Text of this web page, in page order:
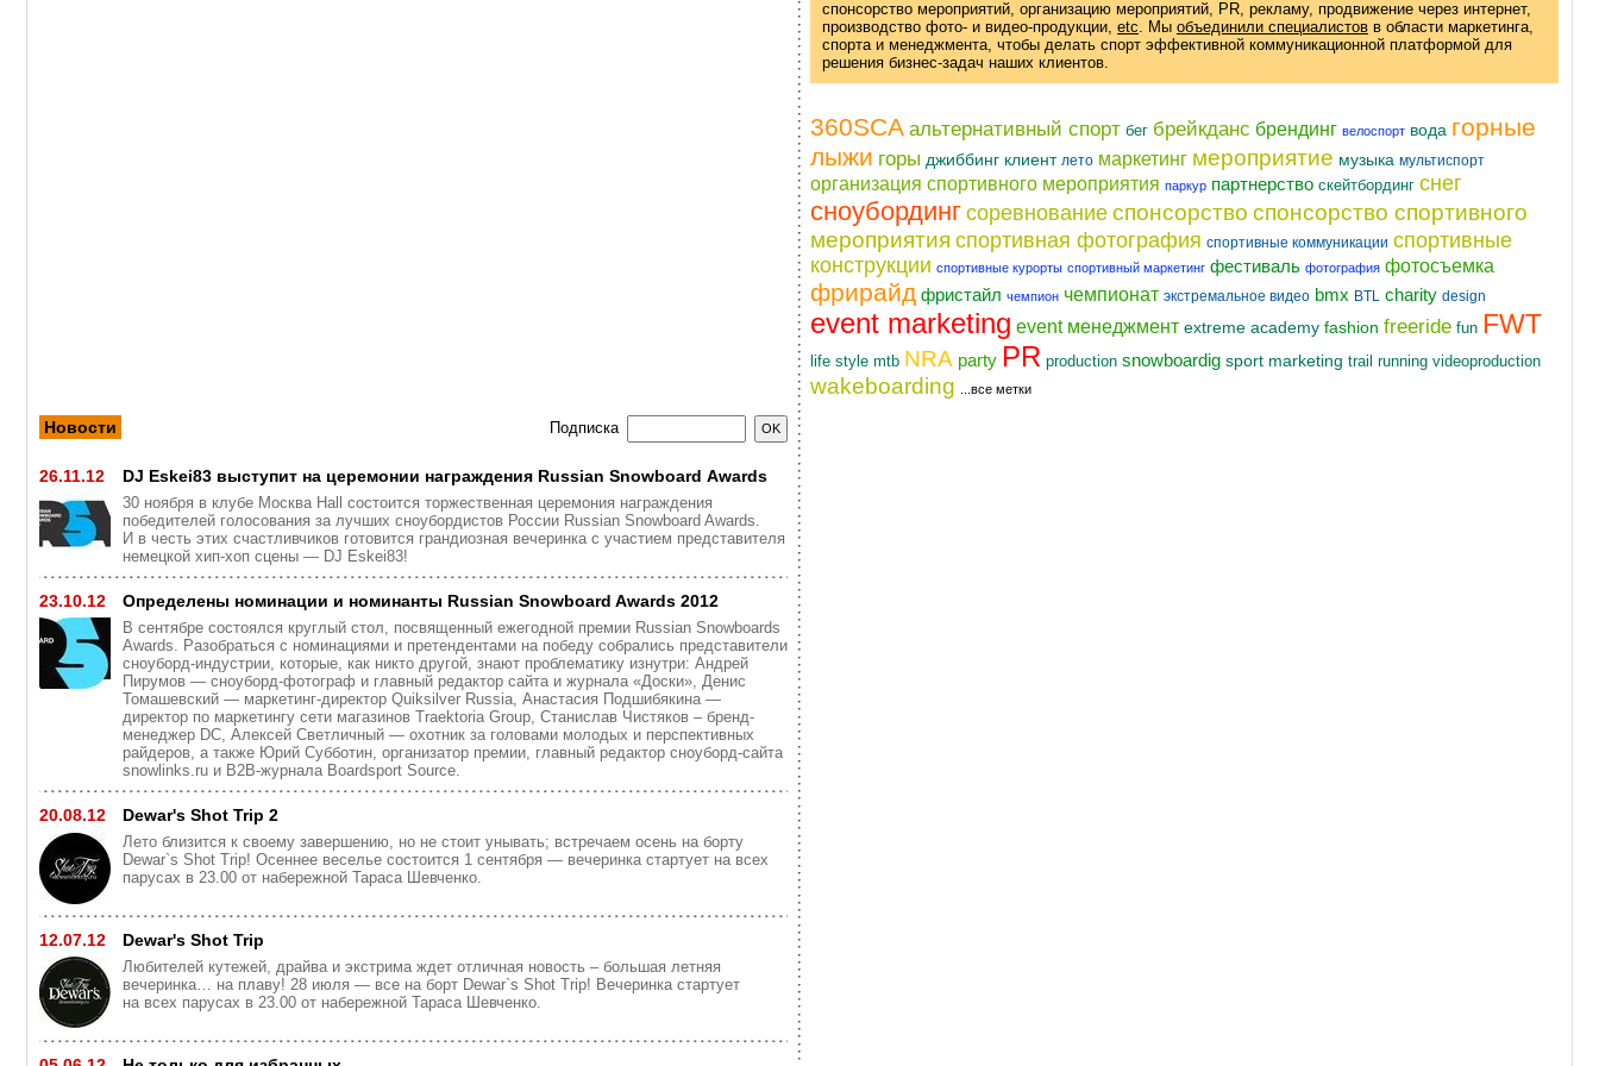
Новости Подписка
26.11.12 DJ Eskei83 выступит на церемонии награждения Russian Snowboard Awards
30 ноября в клубе Москва Hall состоится торжественная церемония награждения
победителей голосования за лучших сноубордистов России Russian Snowboard Awards.
И в честь этих счастливчиков готовится грандиозная вечеринка с участием представителя
немецкой хип-хоп сцены — DJ Eskei83!
23.10.12 Определены номинации и номинанты Russian Snowboard Awards 2012
В сентябре состоялся круглый стол, посвященный ежегодной премии Russian Snowboards
Awards. Разобраться с номинациями и претендентами на победу собрались представители
сноуборд-индустрии, которые, как никто другой, знают проблематику изнутри: Андрей
Пирумов — сноуборд-фотограф и главный редактор сайта и журнала «Доски», Денис
Томашевский — маркетинг-директор Quiksilver Russia, Анастасия Подшибякина —
директор по маркетингу сети магазинов Traektoria Group, Станислав Чистяков – бренд-
менеджер DC, Алексей Светличный — охотник за головами молодых и перспективных
райдеров, а также Юрий Субботин, организатор премии, главный редактор сноуборд-сайта
snowlinks.ru и B2B-журнала Boardsport Source.
20.08.12 Dewar's Shot Trip 2
Лето близится к своему завершению, но не стоит унывать; встречаем осень на борту
Dewar`s Shot Trip! Осеннее веселье состоится 1 сентября — вечеринка стартует на всех
парусах в 23.00 от набережной Тараса Шевченко.
12.07.12 Dewar's Shot Trip
Любителей кутежей, драйва и экстрима ждет отличная новость – большая летняя
вечеринка… на плаву! 28 июля — все на борт Dewar`s Shot Trip! Вечеринка стартует
на всех парусах в 23.00 от набережной Тараса Шевченко.
спонсорство мероприятий, организацию мероприятий, PR, рекламу, продвижение через интернет,
производство фото- и видео-продукции etc . Мы объединили специалистов в области маркетинга,
спорта и менеджмента, чтобы делать спорт эффективной коммуникационной платформой для
решения бизнес-задач наших клиентов.
360SCA альтернативный спорт бег брейкданс брендинг велоспорт вода горные
лыжи горы джиббинг клиент лето маркетинг мероприятие музыка мультиспорт
организация спортивного мероприятия паркур партнерство скейтбординг снег
сноубординг соревнование спонсорство спонсорство спортивного
мероприятия спортивная фотография спортивные коммуникации спортивные
конструкции спортивные курорты спортивный маркетинг фестиваль фотография фотосъемка
фрирайд фристайл чемпион чемпионат экстремальное видео bmx BTL charity design
event marketing event менеджмент extreme academy fashion freeride fun FWT
life style mtb NRA party PR production snowboardig sport marketing trail running videoproduction
wakeboarding ...все метки